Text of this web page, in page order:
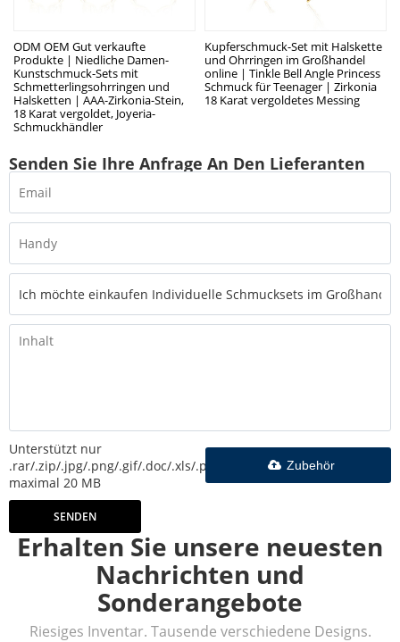
ODM OEM Gut verkaufte
Produkte | Niedliche Damen-
Kunstschmuck-Sets mit
Schmetterlingsohrringen und
Halsketten | AAA-Zirkonia-Stein,
18 Karat vergoldet, Joyeria-
Schmuckhändler
Kupferschmuck-Set mit Halskette
und Ohrringen im Großhandel
online | Tinkle Bell Angle Princess
Schmuck für Teenager | Zirkonia
18 Karat vergoldetes Messing
Senden Sie Ihre Anfrage An Den Lieferanten
Unterstützt nur
.rar/.zip/.jpg/.png/.gif/.doc/.xls/.pdf,
maximal 20 MB
Zubehör
SENDEN
Erhalten Sie unsere neuesten
Nachrichten und
Sonderangebote
Riesiges Inventar. Tausende verschiedene Designs.